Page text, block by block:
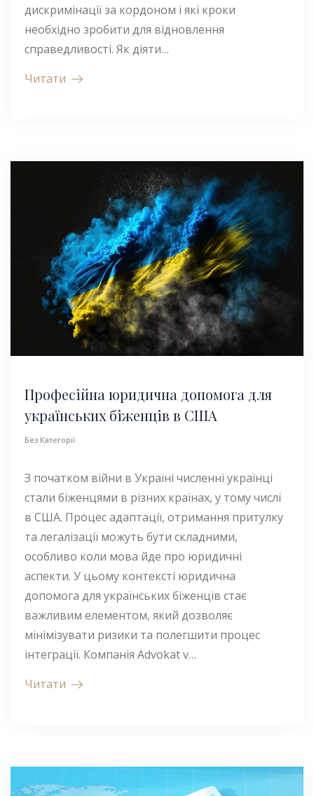
дискримінації за кордоном і які кроки
необхідно зробити для відновлення
справедливості. Як діяти…
Читати
Професійна юридична допомога для
українських біженців в США
Без Категорії
З початком війни в Україні численні українці
стали біженцями в різних країнах, у тому числі
в США. Процес адаптації, отримання притулку
та легалізації можуть бути складними,
особливо коли мова йде про юридичні
аспекти. У цьому контексті юридична
допомога для українських біженців стає
важливим елементом, який дозволяє
мінімізувати ризики та полегшити процес
інтеграції. Компанія Advokat v…
Читати